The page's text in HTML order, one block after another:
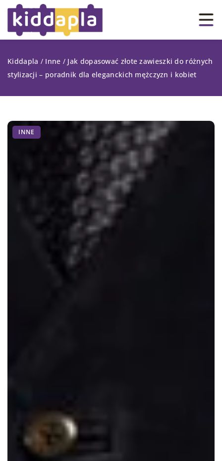
Kiddapla / Inne / Jak dopasować złote zawieszki do różnych
stylizacji – poradnik dla eleganckich mężczyzn i kobiet
INNE